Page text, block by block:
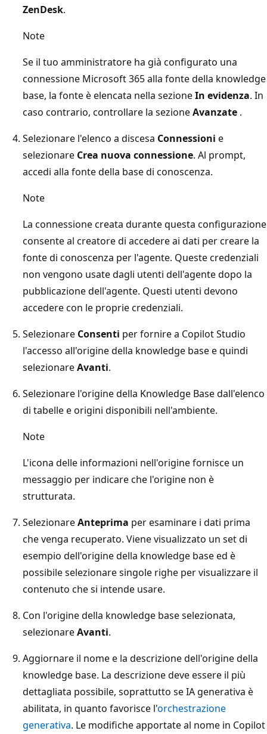
ZenDesk.
Note
Se il tuo amministratore ha già configurato una
connessione Microsoft 365 alla fonte della knowledge
base, la fonte è elencata nella sezioneIn evidenza. In
caso contrario, controllare la sezioneAvanzate .
Selezionare l'elenco a discesa Connessioni e
selezionare Crea nuova connessione. Al prompt,
accedi alla fonte della base di conoscenza.
Note
La connessione creata durante questa configurazione
consente al creatore di accedere ai dati per creare la
fonte di conoscenza per l'agente. Queste credenziali
non vengono usate dagli utenti dell'agente dopo la
pubblicazione dell'agente. Questi utenti devono
accedere con le proprie credenziali.
Selezionare Consenti per fornire a Copilot Studio
l'accesso all'origine della knowledge base e quindi
selezionareAvanti.
Selezionare l'origine della Knowledge Base dall'elenco
di tabelle e origini disponibili nell'ambiente.
Note
L'icona delle informazioni nell'origine fornisce un
messaggio per indicare che l'origine non è
strutturata.
SelezionareAnteprima per esaminare i dati prima
che venga recuperato. Viene visualizzato un set di
esempio dell'origine della knowledge base ed è
possibile selezionare singole righe per visualizzare il
contenuto che si intende usare.
Con l'origine della knowledge base selezionata,
selezionareAvanti.
Aggiornare il nome e la descrizione dell'origine della
knowledge base. La descrizione deve essere il più
dettagliata possibile, soprattutto se IA generativa è
abilitata, in quanto favorisce l'orchestrazione
generativa. Le modifiche apportate al nome in Copilot